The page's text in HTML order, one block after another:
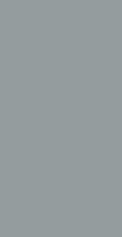
beziehen.
dieser
werden